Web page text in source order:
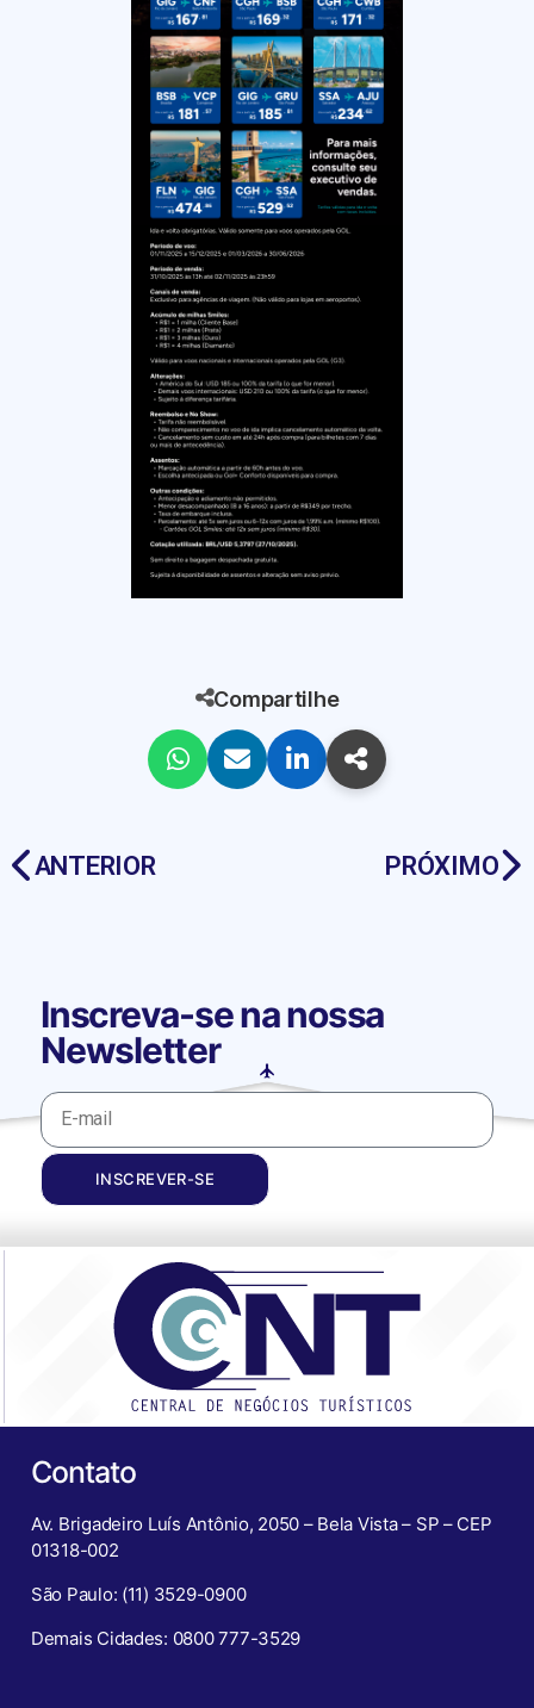
Compartilhe
ANTERIOR PRÓXIMO
Inscreva-se na nossa
Newsletter
INSCREVER-SE
Contato
Av. Brigadeiro Luís Antônio, 2050 – Bela Vista – SP – CEP
01318-002
São Paulo: (11) 3529-0900
Demais Cidades: 0800 777-3529